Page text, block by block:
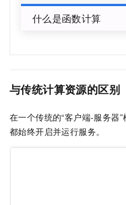
什么是函数计算
与传统计算资源的区别
在一个传统的“客户端-服务器
都始终开启并运行服务。